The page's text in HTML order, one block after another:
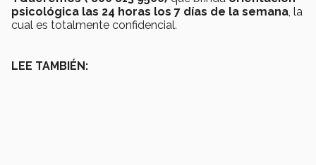
psicológica las 24 horas los 7 días de la semana, la
cual es totalmente confidencial.
LEE TAMBIÉN: